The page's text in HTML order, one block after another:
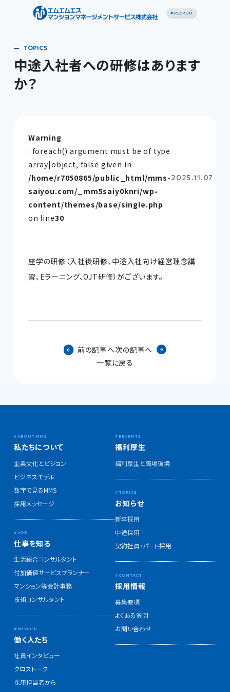
# RECRUIT
中途入社者への研修はあります
か？
Warning
: foreach() argument must be of type
array|object, false given in
/home/r7050865/public_html/mms-
saiyou.com/_mm5saiy0knri/wp-
content/themes/base/single.php
on line30
2025.11.07
座学の研修（入社後研修、中途入社向け経営理念講
習、Eラーニング、OJT研修）がございます。
前の記事へ
一覧に戻る
次の記事へ
私たちについて
企業文化とビジョン
ビジネスモデル
数字で見るMMS
採用メッセージ
仕事を知る
生活総合コンサルタント
付加価値サービスプランナー
マンション等会計事務
技術コンサルタント
働く人たち
社員インタビュー
クロストーク
採用担当者から
福利厚生
福利厚生と職場環境
お知らせ
新卒採用
中途採用
契約社員・パート採用
採用情報
募集要項
よくある質問
お問い合わせ